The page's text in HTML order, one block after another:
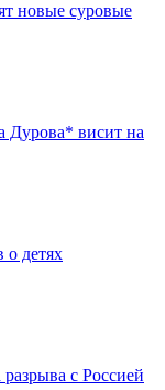
новые суровые
Дурова* висит на
о детях
с Россией